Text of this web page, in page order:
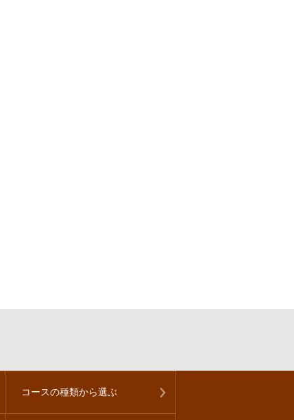
コースの種類から選ぶ